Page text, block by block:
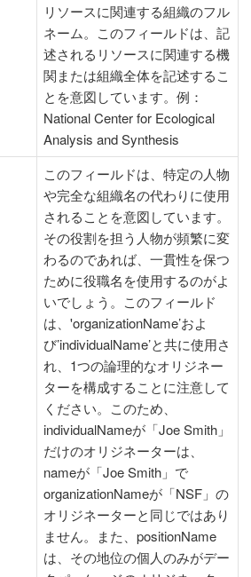
リソースに関連する組織のフル
ネーム。このフィールドは、記
述されるリソースに関連する機
関または組織全体を記述するこ
とを意図しています。例：
National Center for Ecological
Analysis and Synthesis
このフィールドは、特定の人物
や完全な組織名の代わりに使用
されることを意図しています。
その役割を担う人物が頻繁に変
わるのであれば、一貫性を保つ
ために役職名を使用するのがよ
いでしょう。このフィールド
は、'organizationName’およ
び’individualName’と共に使用さ
れ、1つの論理的なオリジネー
ターを構成することに注意して
ください。このため、
individualNameが「Joe Smith」
だけのオリジネーターは、
nameが「Joe Smith」で
organizationNameが「NSF」の
オリジネーターと同じではあり
ません。また、positionName
は、その地位の個人のみがデー